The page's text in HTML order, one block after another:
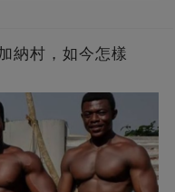
納村，如今怎樣